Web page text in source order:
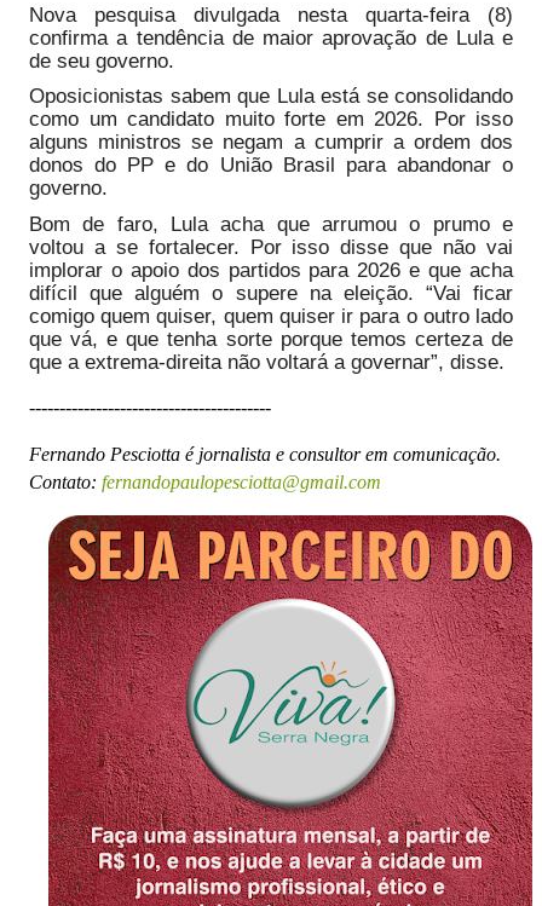
Nova pesquisa divulgada nesta quarta-feira (8)
confirma a tendência de maior aprovação de Lula e
de seu governo.
Oposicionistas sabem que Lula está se consolidando
como um candidato muito forte em 2026. Por isso
alguns ministros se negam a cumprir a ordem dos
donos do PP e do União Brasil para abandonar o
governo.
Bom de faro, Lula acha que arrumou o prumo e
voltou a se fortalecer. Por isso disse que não vai
implorar o apoio dos partidos para 2026 e que acha
difícil que alguém o supere na eleição. “Vai ficar
comigo quem quiser, quem quiser ir para o outro lado
que vá, e que tenha sorte porque temos certeza de
que a extrema-direita não voltará a governar”, disse.
----------------------------------------
Fernando Pesciotta é jornalista e consultor em comunicação.
Contato: fernandopaulopesciotta@gmail.com